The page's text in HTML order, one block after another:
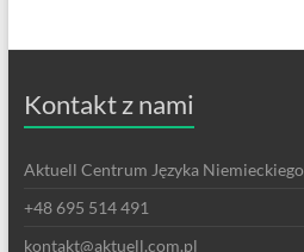
Kontakt z nami
Aktuell Centrum Języka Niemieckiego
+48 695 514 491
kontakt@aktuell.com.pl